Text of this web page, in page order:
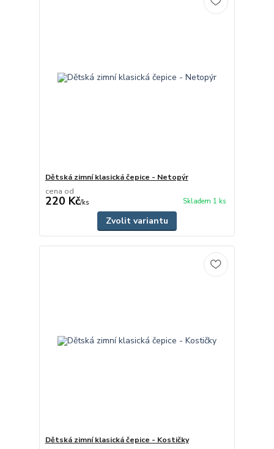
Dětská zimní klasická čepice - Netopýr
cena od
220 Kč/ks Skladem 1 ks
Zvolit variantu
Dětská zimní klasická čepice - Kostičky